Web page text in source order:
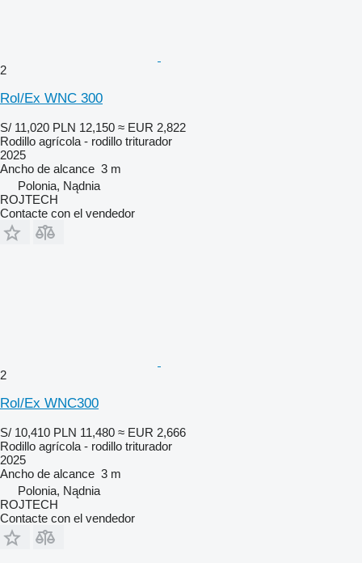
2
Rol/Ex WNC 300
S/ 11,020 PLN 12,150 ≈ EUR 2,822
Rodillo agrícola - rodillo triturador
2025
Ancho de alcance 3 m
Polonia, Nądnia
ROJTECH
Contacte con el vendedor
2
Rol/Ex WNC300
S/ 10,410 PLN 11,480 ≈ EUR 2,666
Rodillo agrícola - rodillo triturador
2025
Ancho de alcance 3 m
Polonia, Nądnia
ROJTECH
Contacte con el vendedor